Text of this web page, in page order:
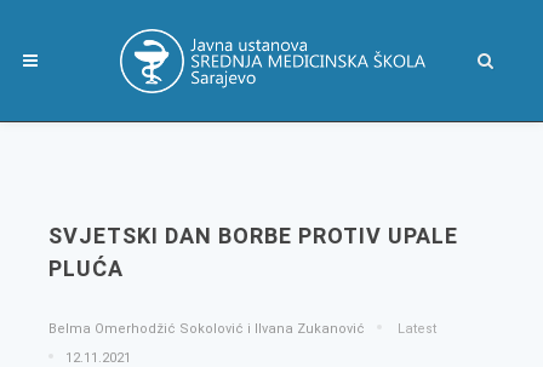
SVJETSKI DAN BORBE PROTIV UPALE
PLUĆA
Belma Omerhodžić Sokolović i Ilvana Zukanović
Latest
12.11.2021